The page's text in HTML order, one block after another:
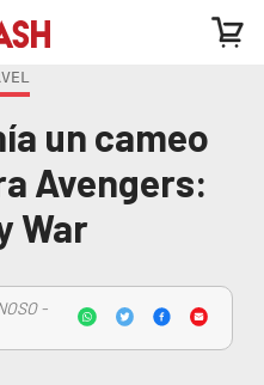
un cameo
Avengers:
War
-